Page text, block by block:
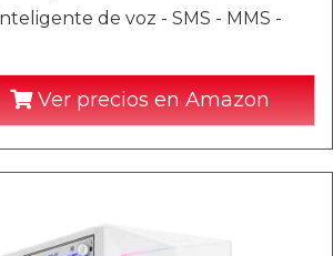
de voz - SMS - MMS -
Ver precios en Amazon